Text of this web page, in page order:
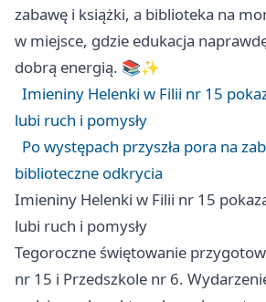
zabawę i książki, a biblioteka na
w miejsce, gdzie edukacja
dobrą energią. 📚✨
Imieniny Helenki w Filii nr 15
lubi ruch i pomysły
Po występach przyszła pora na
biblioteczne odkrycia
Imieniny Helenki w Filii nr 15
lubi ruch i pomysły
Tegoroczne świętowanie
nr 15 i Przedszkole nr 6.